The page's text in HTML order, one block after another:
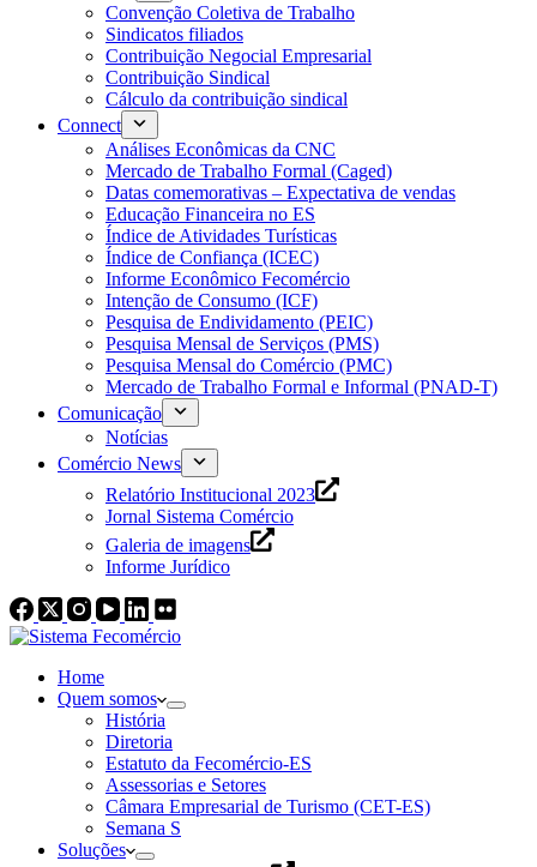
Convenção Coletiva de Trabalho
Sindicatos filiados
Contribuição Negocial Empresarial
Contribuição Sindical
Cálculo da contribuição sindical
Connect
Análises Econômicas da CNC
Mercado de Trabalho Formal (Caged)
Datas comemorativas – Expectativa de vendas
Educação Financeira no ES
Índice de Atividades Turísticas
Índice de Confiança (ICEC)
Informe Econômico Fecomércio
Intenção de Consumo (ICF)
Pesquisa de Endividamento (PEIC)
Pesquisa Mensal de Serviços (PMS)
Pesquisa Mensal do Comércio (PMC)
Mercado de Trabalho Formal e Informal (PNAD-T)
Comunicação
Notícias
Comércio News
Relatório Institucional 2023
Jornal Sistema Comércio
Galeria de imagens
Informe Jurídico
Home
Quem somos
História
Diretoria
Estatuto da Fecomércio-ES
Assessorias e Setores
Câmara Empresarial de Turismo (CET-ES)
Semana S
Soluções